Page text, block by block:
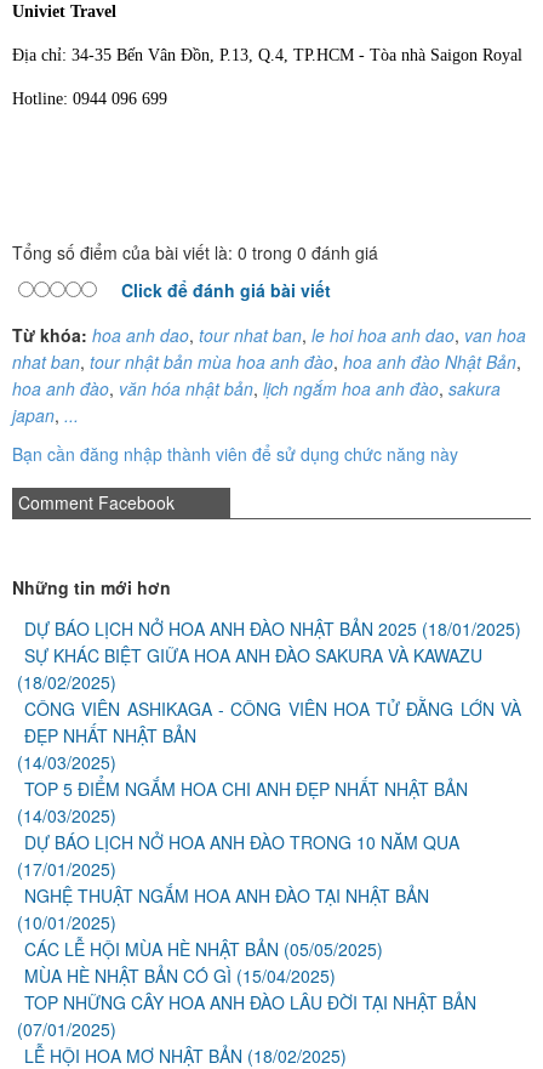
Univiet Travel
Địa chỉ: 34-35 Bến Vân Đồn, P.13, Q.4, TP.HCM - Tòa nhà Saigon Royal
Hotline: 0944 096 699
Tổng số điểm của bài viết là: 0 trong 0 đánh giá
Click để đánh giá bài viết
Từ khóa: hoa anh dao, tour nhat ban, le hoi hoa anh dao, van hoa
nhat ban, tour nhật bản mùa hoa anh đào, hoa anh đào Nhật Bản,
hoa anh đào, văn hóa nhật bản, lịch ngắm hoa anh đào, sakura
japan, ...
Bạn cần đăng nhập thành viên để sử dụng chức năng này
Comment Facebook
Những tin mới hơn
DỰ BÁO LỊCH NỞ HOA ANH ĐÀO NHẬT BẢN 2025 (18/01/2025)
SỰ KHÁC BIỆT GIỮA HOA ANH ĐÀO SAKURA VÀ KAWAZU
(18/02/2025)
CÔNG VIÊN ASHIKAGA - CÔNG VIÊN HOA TỬ ĐẰNG LỚN VÀ
ĐẸP NHẤT NHẬT BẢN
(14/03/2025)
TOP 5 ĐIỂM NGẮM HOA CHI ANH ĐẸP NHẤT NHẬT BẢN
(14/03/2025)
DỰ BÁO LỊCH NỞ HOA ANH ĐÀO TRONG 10 NĂM QUA
(17/01/2025)
NGHỆ THUẬT NGẮM HOA ANH ĐÀO TẠI NHẬT BẢN
(10/01/2025)
CÁC LỄ HỘI MÙA HÈ NHẬT BẢN (05/05/2025)
MÙA HÈ NHẬT BẢN CÓ GÌ (15/04/2025)
TOP NHỮNG CÂY HOA ANH ĐÀO LÂU ĐỜI TẠI NHẬT BẢN
(07/01/2025)
LỄ HỘI HOA MƠ NHẬT BẢN (18/02/2025)